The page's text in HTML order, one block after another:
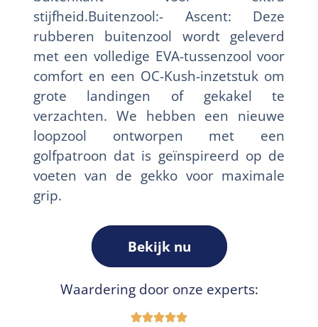
stijfheid.Buitenzool:- Ascent: Deze
rubberen buitenzool wordt geleverd
met een volledige EVA-tussenzool voor
comfort en een OC-Kush-inzetstuk om
grote landingen of gekakel te
verzachten. We hebben een nieuwe
loopzool ontworpen met een
golfpatroon dat is geïnspireerd op de
voeten van de gekko voor maximale
grip.
Bekijk nu
Waardering door onze experts: